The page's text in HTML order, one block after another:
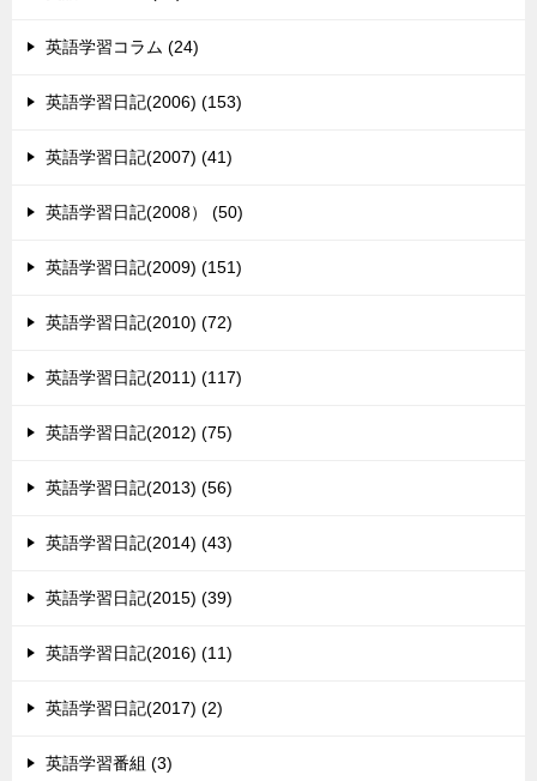
英語学習コラム (24)
英語学習日記(2006) (153)
英語学習日記(2007) (41)
英語学習日記(2008） (50)
英語学習日記(2009) (151)
英語学習日記(2010) (72)
英語学習日記(2011) (117)
英語学習日記(2012) (75)
英語学習日記(2013) (56)
英語学習日記(2014) (43)
英語学習日記(2015) (39)
英語学習日記(2016) (11)
英語学習日記(2017) (2)
英語学習番組 (3)